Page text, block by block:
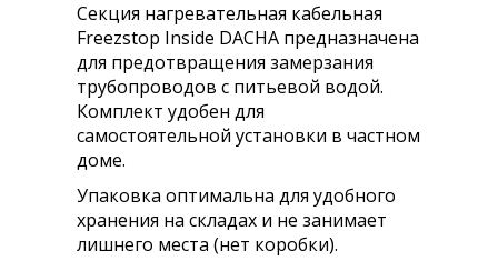
Секция нагревательная кабельная
Freezstop Inside DACHA предназначена
для предотвращения замерзания
трубопроводов с питьевой водой.
Комплект удобен для
самостоятельной установки в частном
доме.
Упаковка оптимальна для удобного
хранения на складах и не занимает
лишнего места (нет коробки).